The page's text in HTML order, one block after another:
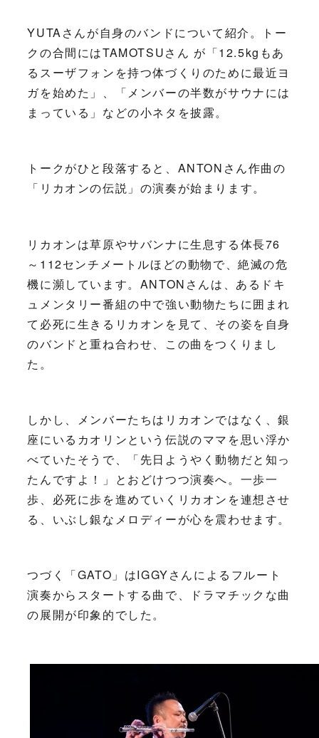
YUTAさんが自身のバンドについて紹介。トー
クの合間にはTAMOTSUさん が「12.5kgもあ
るスーザフォンを持つ体づくりのために最近ヨ
ガを始めた」、「メンバーの半数がサウナには
まっている」などの小ネタを披露。
トークがひと段落すると、ANTONさん作曲の
「リカオンの伝説」の演奏が始まります。
リカオンは草原やサバンナに生息する体長76
～112センチメートルほどの動物で、絶滅の危
機に瀕しています。ANTONさんは、あるドキ
ュメンタリー番組の中で強い動物たちに囲まれ
て必死に生きるリカオンを見て、その姿を自身
のバンドと重ね合わせ、この曲をつくりまし
た。
しかし、メンバーたちはリカオンではなく、銀
座にいるカオリンという伝説のママを思い浮か
べていたそうで、「先日ようやく動物だと知っ
たんですよ！」とおどけつつ演奏へ。一歩一
歩、必死に歩を進めていくリカオンを連想させ
る、いぶし銀なメロディーが心を震わせます。
つづく「GATO」はIGGYさんによるフルート
演奏からスタートする曲で、ドラマチックな曲
の展開が印象的でした。